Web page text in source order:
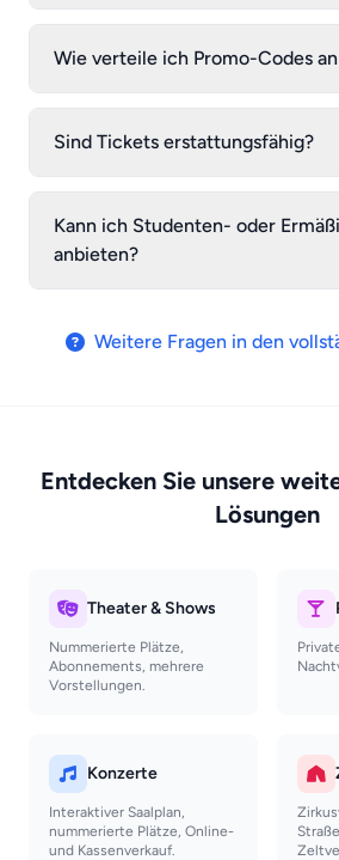
Wie verteile ich Promo-Codes
Sind Tickets erstattungsfähig?
Kann ich Studenten- oder
anbieten?
Weitere Fragen in den
Entdecken Sie unsere
Lösungen
Theater & Shows
Nummerierte Plätze,
Abonnements, mehrere
Vorstellungen.
Konzerte
Interaktiver Saalplan,
nummerierte Plätze, Online-
und Kassenverkauf.